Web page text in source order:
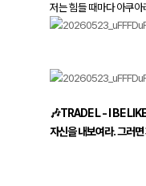
저는 힘들 때마다 아쿠
🎶TRADE L - I BE LIKE
자신을 내보여라. 그러